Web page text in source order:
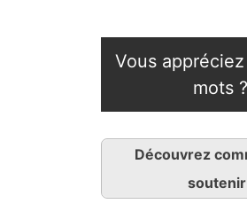
Vous appréciez
mots ?
Découvrez